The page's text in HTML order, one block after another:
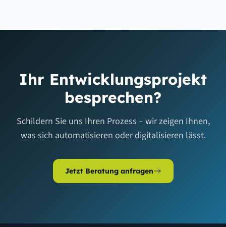
Excel-Makros, kleine Webformulare, automatische Berichte.
Ihr Entwicklungsprojekt
besprechen?
Schildern Sie uns Ihren Prozess – wir zeigen Ihnen,
was sich automatisieren oder digitalisieren lässt.
Jetzt Beratung anfragen